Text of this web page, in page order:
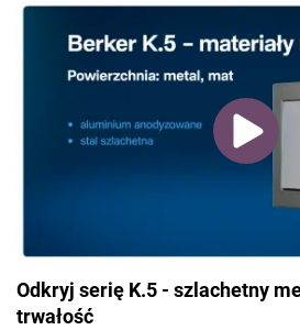
Odkryj serię K.5 - szlachetny
trwałość